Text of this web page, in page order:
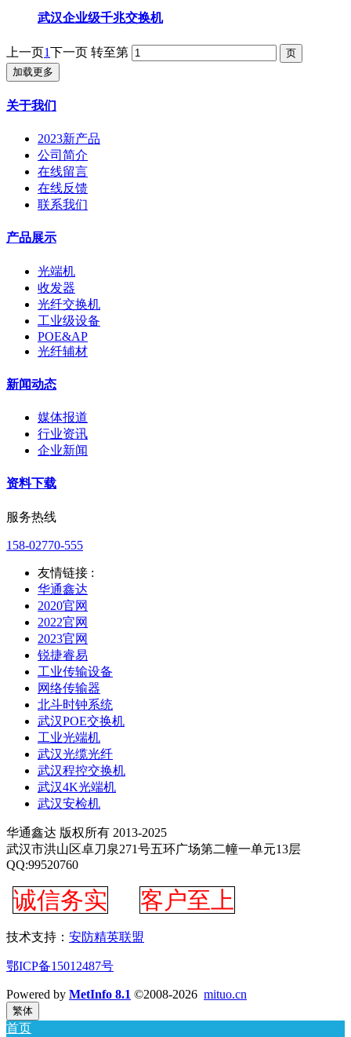
武汉企业级千兆交换机
上一页1下一页 转至第
加载更多
关于我们
2023新产品
公司简介
在线留言
在线反馈
联系我们
产品展示
光端机
收发器
光纤交换机
工业级设备
POE&AP
光纤辅材
新闻动态
媒体报道
行业资讯
企业新闻
资料下载
服务热线
158-02770-555
友情链接 :
华通鑫达
2020官网
2022官网
2023官网
锐捷睿易
工业传输设备
网络传输器
北斗时钟系统
武汉POE交换机
工业光端机
武汉光缆光纤
武汉程控交换机
武汉4K光端机
武汉安检机
华通鑫达 版权所有 2013-2025
武汉市洪山区卓刀泉271号五环广场第二幢一单元13层
QQ:99520760
诚信务实 客户至上
技术支持： 安防精英联盟
鄂ICP备15012487号
Powered by MetInfo 8.1 ©2008-2026 mituo.cn
繁体
首页